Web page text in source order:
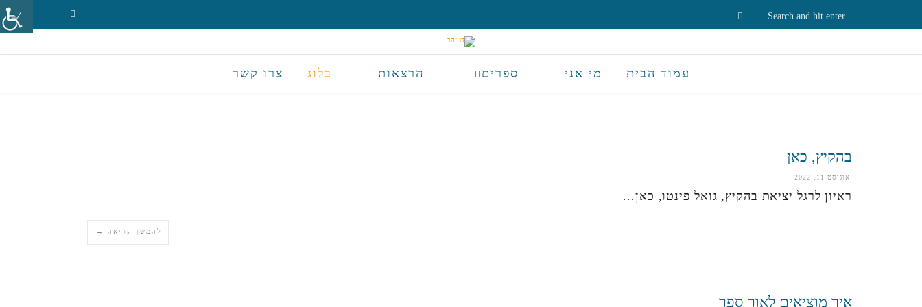
עמוד הבית מי אני ספרים הרצאות בלוג צרו קשר
בהקיץ, כאן
אוגוסט 11, 2022
ראיון לרגל יציאת בהקיץ, גואל פינטו, כאן…
להמשך קריאה →
איך מוציאים לאור ספר